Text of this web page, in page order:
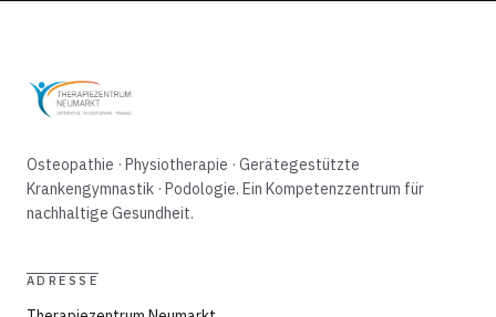
Osteopathie · Physiotherapie · Gerätegestützte
Krankengymnastik · Podologie. Ein Kompetenzzentrum für
nachhaltige Gesundheit.
ADRESSE